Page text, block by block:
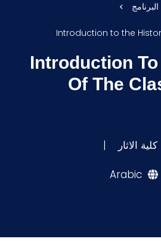
Introduction to the
Introduction
Of The
كلية الاثار |
Arabic